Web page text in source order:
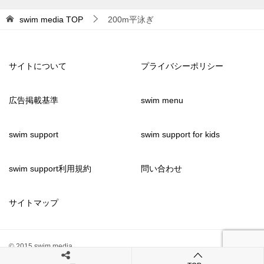
swim media TOP 200m平泳ぎ
サイトについて プライバシーポリシー
広告掲載基準 swim menu
swim support swim support for kids
swim support利用規約 問い合わせ
サイトマップ
© 2015 swim media